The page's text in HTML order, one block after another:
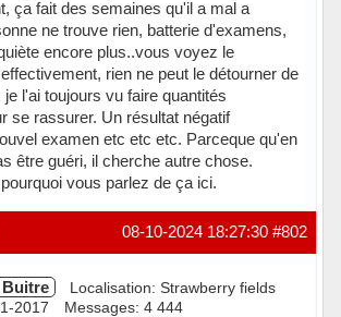
ça fait des semaines qu'il a mal a
ne trouve rien, batterie d'examens,
encore plus..vous voyez le
rien ne peut le détourner de
l'ai toujours vu faire quantités
se rassurer. Un résultat négatif
examen etc etc etc. Parceque qu'en
être guéri, il cherche autre chose.
vous parlez de ça ici.
#802
08-10-2024 18:27:30
Buitre
Localisation: Strawberry fields
2017
Messages: 4 444